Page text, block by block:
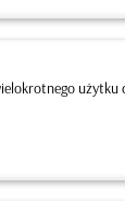
użytku